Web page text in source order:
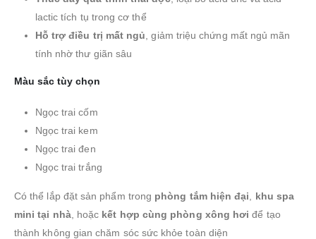
lactic tích tụ trong cơ thể
Hỗ trợ điều trị mất ngủ , giảm triệu chứng mất ngủ mãn
tính nhờ thư giãn sâu
Màu sắc tùy chọn
Ngọc trai cốm
Ngọc trai kem
Ngọc trai đen
Ngọc trai trắng
Có thể lắp đặt sản phẩm trong phòng tắm hiện đại
khu spa
mini tại nhà, hoặc kết hợp cùng phòng xông hơi để tạo
thành không gian chăm sóc sức khỏe toàn diện